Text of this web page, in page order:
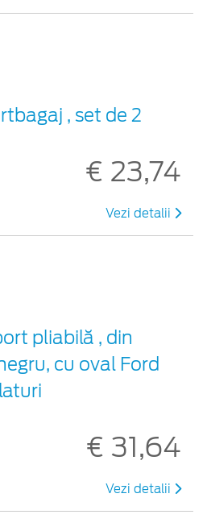
, set de 2
€ 23,74
Vezi detalii
pliabilă , din
cu oval Ford
€ 31,64
Vezi detalii